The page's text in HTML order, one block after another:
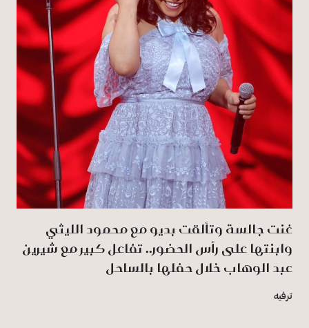
غنت جالسة وتألقت بديو مع محمود الليثي
وابنتها على رأس الحضور.. تفاعل كبير مع شيرين
عبد الوهاب خلال حفلها بالساحل
ترفيه